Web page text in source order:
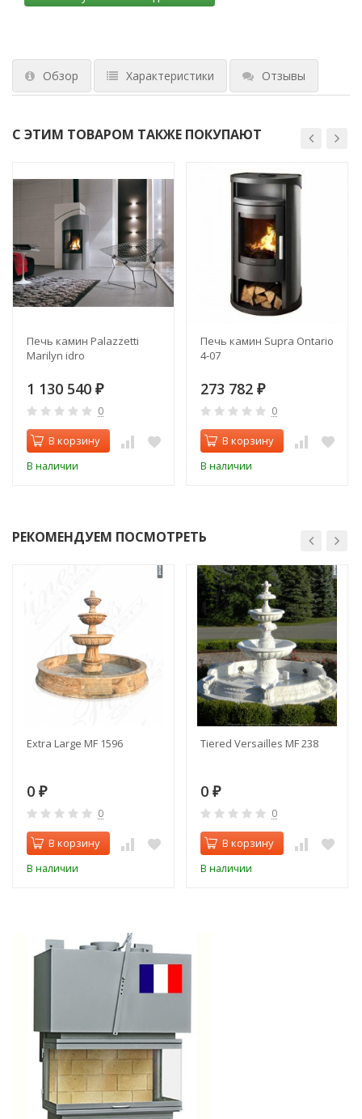
Обзор Характеристики Отзывы
С ЭТИМ ТОВАРОМ ТАКЖЕ ПОКУПАЮТ
Печь камин Palazzetti
Marilyn idro
1 130 540 ₽
0
В корзину
В наличии
Печь камин Supra Ontario
4-07
273 782 ₽
0
В корзину
В наличии
РЕКОМЕНДУЕМ ПОСМОТРЕТЬ
Extra Large MF 1596
0 ₽
0
В корзину
В наличии
Tiered Versailles MF 238
0 ₽
0
В корзину
В наличии